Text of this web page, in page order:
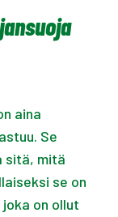
aina
Se
sitä, mitä
se on
on ollut